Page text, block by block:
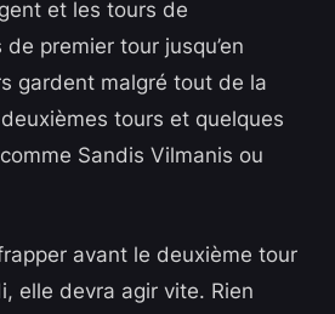
et les tours de
premier tour jusqu’en
gardent malgré tout de la
tours et quelques
Sandis Vilmanis ou
avant le deuxième tour
elle devra agir vite. Rien